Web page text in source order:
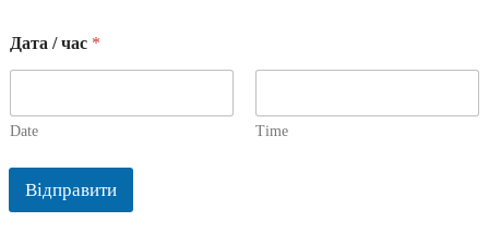
Дата / час *
Date Time
Відправити